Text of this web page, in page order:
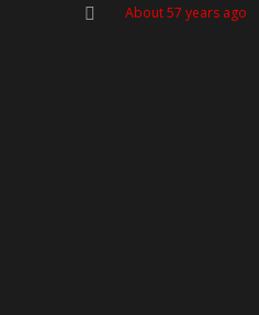
About 57 years ago